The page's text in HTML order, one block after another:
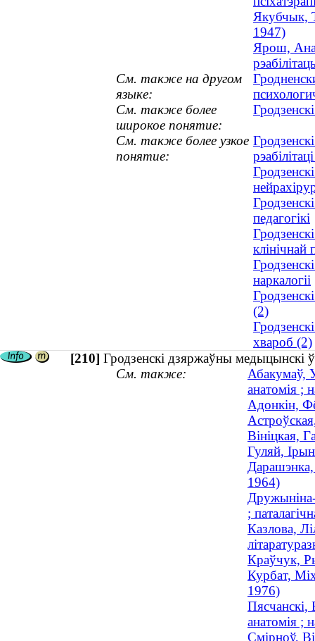
Якубчык,
1947)
Ярош,
См. также на другом
языке:
См. также более
широкое понятие:
См. также более узкое
понятие:
педагогікі
клінічнай
наркалогіі
(2)
хвароб (2)
[210] Гродзенскі дзяржаўны медыцынскі
См. также:
Абакумаў,
анатомія ;
Адонкін,
Вініцкая,
Гуляй,
Дарашэнка,
1964)
;
Казлова,
Краўчук,
Курбат,
1976)
Пясчанскі,
анатомія ;
Смірноў,